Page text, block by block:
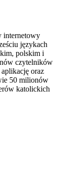
internetowy
językach
polskim i
czytelników
oraz
50 milionów
katolickich